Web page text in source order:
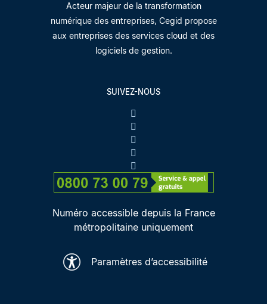
Acteur majeur de la transformation
numérique des entreprises, Cegid propose
aux entreprises des services cloud et des
logiciels de gestion.
SUIVEZ-NOUS
Numéro accessible depuis la France
métropolitaine uniquement
Paramètres d’accessibilité